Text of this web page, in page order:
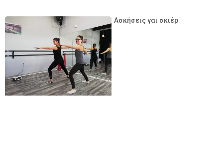
Ασκήσεις γαι σκιέρ